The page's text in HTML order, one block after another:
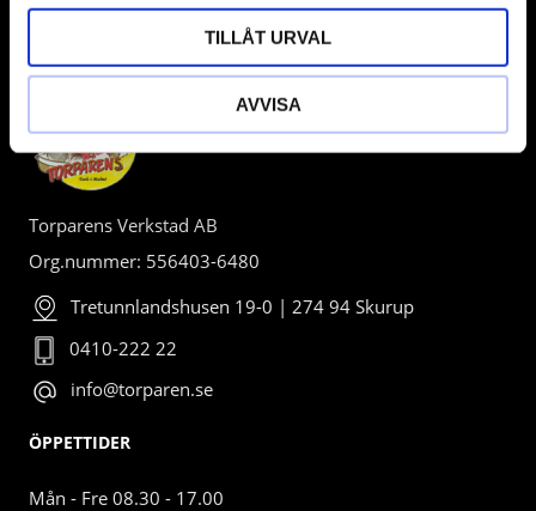
TILLÅT URVAL
AVVISA
Torparens Verkstad AB
Org.nummer: 556403-6480
Tretunnlandshusen 19-0 | 274 94 Skurup
0410-222 22
info@torparen.se
ÖPPETTIDER
Mån - Fre 08.30 - 17.00